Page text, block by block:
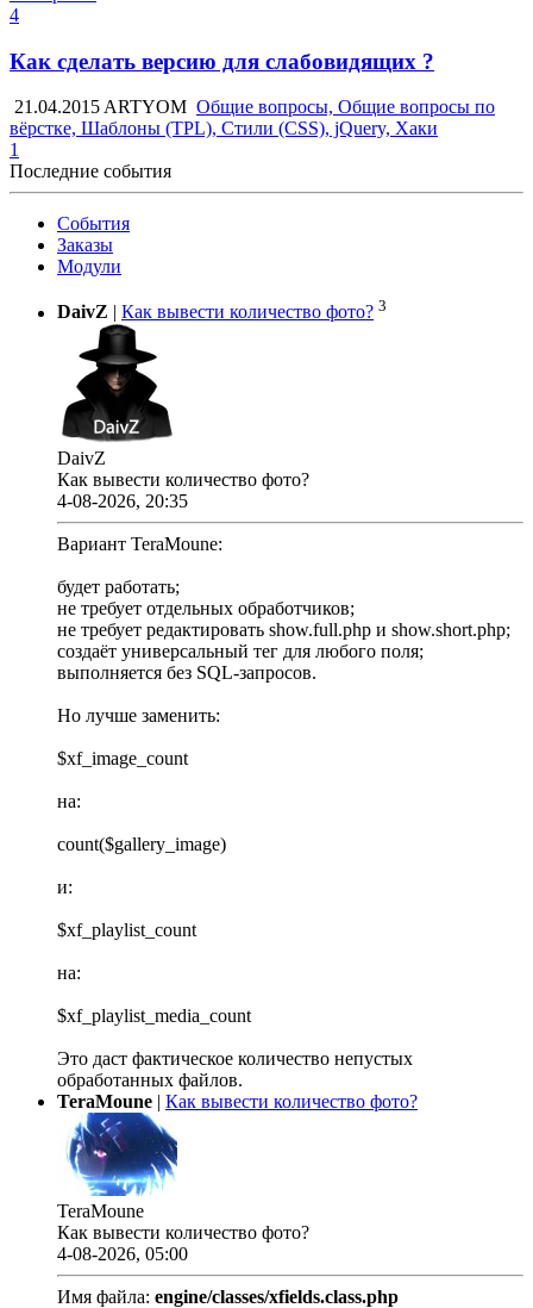
4
Как сделать версию для слабовидящих ?
21.04.2015 ARTYOM Общие вопросы, Общие вопросы по
вёрстке, Шаблоны (TPL), Стили (CSS), jQuery, Хаки
1
Последние события
События
Заказы
Модули
DaivZ Как вывести количество фото? 3
DaivZ
Как вывести количество фото?
4-08-2026, 20:35
Вариант TeraMoune:
будет работать;
не требует отдельных обработчиков;
не требует редактировать show.full.php и show.short.php;
создаёт универсальный тег для любого поля;
выполняется без SQL-запросов.
Но лучше заменить:
$xf_image_count
на:
count($gallery_image)
и:
$xf_playlist_count
на:
$xf_playlist_media_count
Это даст фактическое количество непустых
обработанных файлов.
TeraMoune | Как вывести количество фото?
TeraMoune
Как вывести количество фото?
4-08-2026, 05:00
Имя файла: engine/classes/xfields.class.php